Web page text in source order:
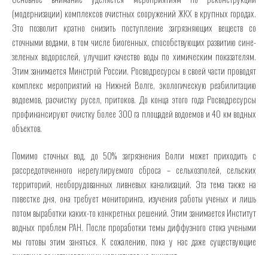
(модернизации) комплексов очистных сооружений ЖКХ в крупных городах.
Это позволит кратно снизить поступление загрязняющих веществ со
сточными водами, в том числе биогенных, способствующих развитию сине-
зеленых водорослей, улучшит качество воды по химическим показателям.
Этим занимается Минстрой России. Росводресурсы в своей части проводят
комплекс мероприятий на Нижней Волге, экологическую реабилитацию
водоемов, расчистку русел, притоков. До конца этого года Росводресурсы
профинансируют очистку более 300 га площадей водоемов и 40 км водных
объектов.
Помимо сточных вод, до 50% загрязнения Волги может приходить с
рассредоточенного нерегулируемого сброса – сельхозполей, сельских
территорий, необорудованных ливневых канализаций. Эта тема также на
повестке дня, она требует мониторинга, изучения работы ученых и лишь
потом выработки каких-то конкретных решений. Этим занимается Институт
водных проблем РАН. После проработки темы диффузного стока учеными
мы готовы этим заняться. К сожалению, пока у нас даже существующие